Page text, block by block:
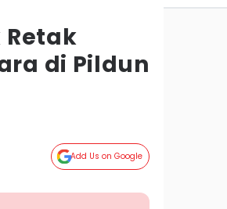
Retak
di Pildun
Add Us on Google